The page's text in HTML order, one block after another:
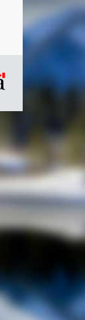
/
gouvernement
du
Canada